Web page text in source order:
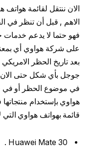
الان ننتقل لقائمة
الاهم , قبل أن تنظر في
فهو حتما لا يدعم
على شركة هواوي أي
بعد تاريخ الحظر
جوجل بأي شكل حتى
في موضوع الحظر أو
هواوي بإستخدام
قائمة بهواتف هواوي
Huawei Mate 30 .